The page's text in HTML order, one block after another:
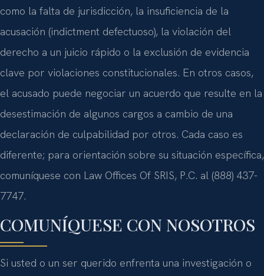
como la falta de jurisdicción, la insuficiencia de la
acusación (indictment defectuoso), la violación del
derecho a un juicio rápido o la exclusión de evidencia
clave por violaciones constitucionales. En otros casos,
el acusado puede negociar un acuerdo que resulte en la
desestimación de algunos cargos a cambio de una
declaración de culpabilidad por otros. Cada caso es
diferente; para orientación sobre su situación específica,
comuníquese con Law Offices Of SRIS, P.C. al (888) 437-
7747.
COMUNÍQUESE CON NOSOTROS
Si usted o un ser querido enfrenta una investigación o